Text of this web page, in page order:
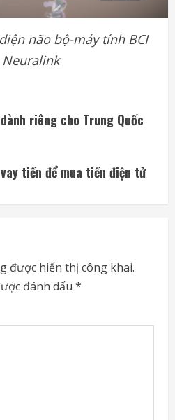
não bộ-máy tính BCI
riêng cho Trung Quốc
tiền để mua tiền điện tử
được hiển thị công khai.
đánh dấu *